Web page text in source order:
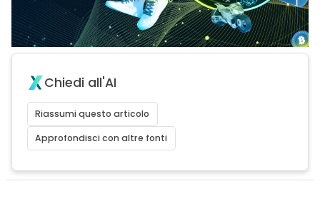
Chiedi all'AI
Riassumi questo articolo
Approfondisci con altre fonti